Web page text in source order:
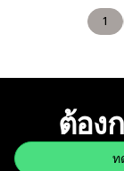
1
ต้อง
ท